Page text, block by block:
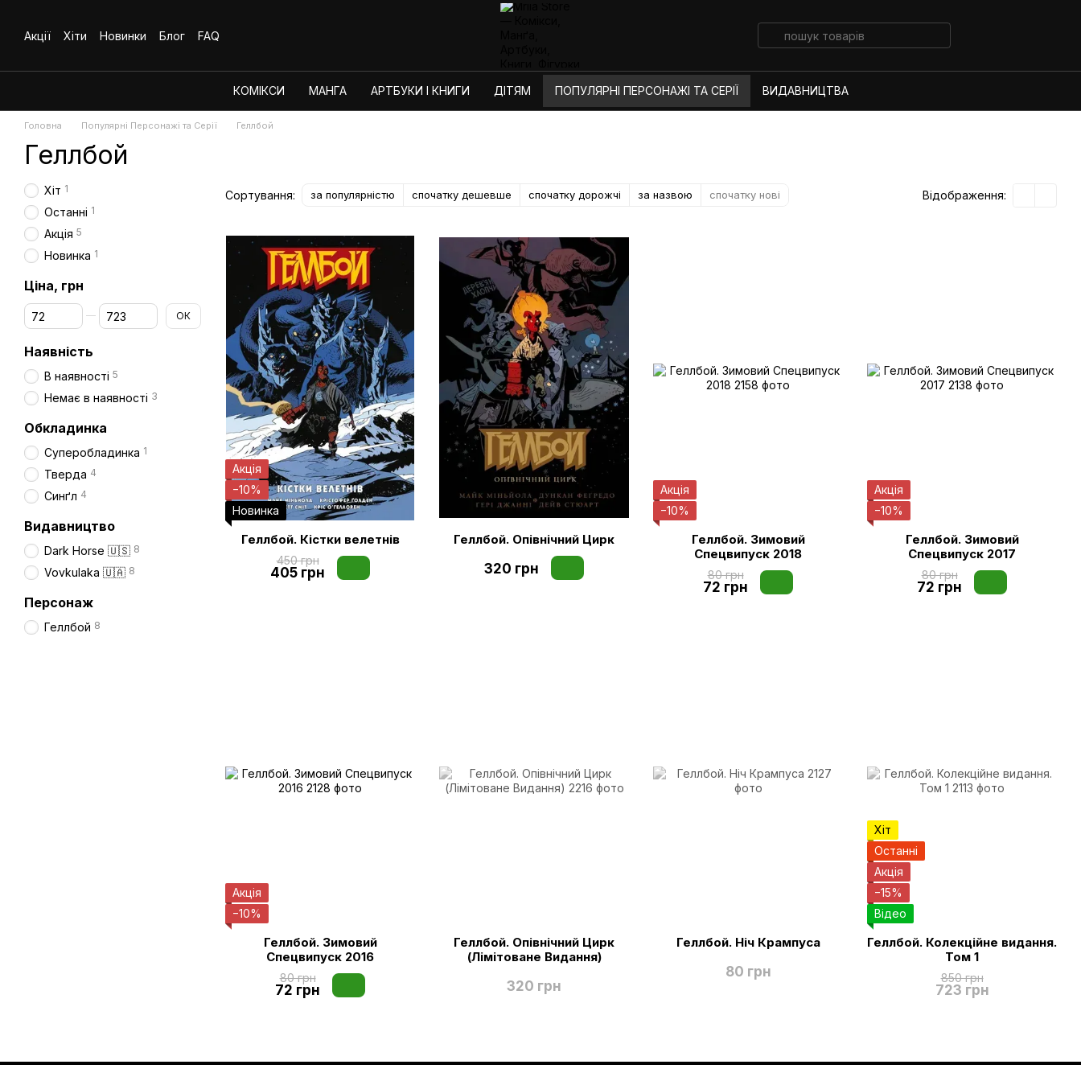
Акції
Хіти Новинки Блог FAQ
КОМІКСИ МАНГА АРТБУКИ І КНИГИ ДІТЯМ ПОПУЛЯРНІ ПЕРСОНАЖІ ТА СЕРІЇ ВИДАВНИЦТВА
Головна Популярні Персонажі та Серії Геллбой
Геллбой
Сортування: за популярністю спочатку дешевше спочатку дорожчі за назвою спочатку нові Відображення:
Акція
−10%
Новинка
Геллбой. Кістки велетнів
450 грн
405 грн
Геллбой. Опівнічний Цирк
320 грн
Акція
−10%
Геллбой. Зимовий
Спецвипуск 2018
80 грн
72 грн
Акція
−10%
Геллбой. Зимовий
Спецвипуск 2017
80 грн
72 грн
Акція
−10%
Геллбой. Зимовий
Спецвипуск 2016
80 грн
72 грн
Геллбой. Опівнічний Цирк
(Лімітоване Видання)
320 грн
Геллбой. Ніч Крампуса
80 грн
Хіт
Останні
Акція
−15%
Відео
Геллбой. Колекційне видання.
Том 1
850 грн
723 грн
Хіт 1
Останні 1
Акція 5
Новинка 1
Ціна, грн
Від Ціна, грн
До Ціна, грн ОК
Наявність
В наявності 5
Немає в наявності 3
Обкладинка
Суперобладинка 1
Тверда 4
Синґл 4
Видавництво
Dark Horse 🇺🇸 8
Vovkulaka 🇺🇦 8
Персонаж
Геллбой 8